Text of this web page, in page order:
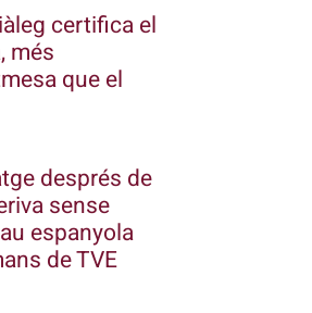
certifica el
més
que el
després de
sense
espanyola
de TVE